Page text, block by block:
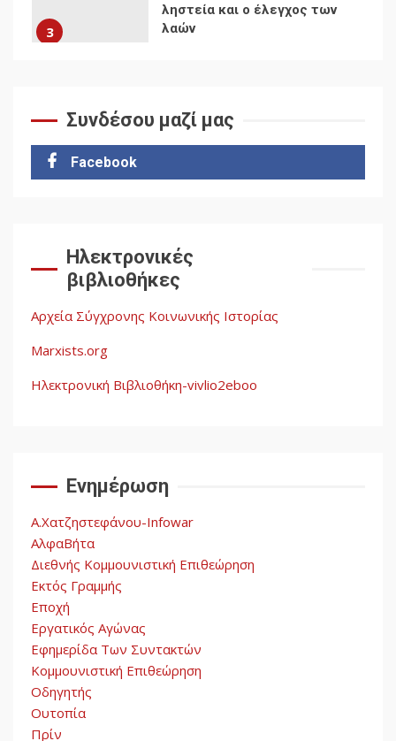
3
ληστεία και ο έλεγχος των
λαών
4
Νεοαποικιοκρατία και η
Απουσία Ιστορικής
Εμπειρίας στην Οικοδόμηση
Παγκόσμιο Νότο
Αυγή: Μαρξισμός και Εθνική
Απελευθέρωση
Συνδέσου μαζί μας
Facebook
Ηλεκτρονικές
βιβλιοθήκες
Αρχεία Σύγχρονης Κοινωνικής Ιστορίας
Marxists.org
Ηλεκτρονική Βιβλιοθήκη-vivlio2eboo
Ενημέρωση
Α.Χατζηστεφάνου-Infowar
ΑλφαΒήτα
Διεθνής Κομμουνιστική Επιθεώρηση
Εκτός Γραμμής
Εποχή
Εργατικός Αγώνας
Εφημερίδα Των Συντακτών
Κομμουνιστική Επιθεώρηση
Οδηγητής
Ουτοπία
Πρίν